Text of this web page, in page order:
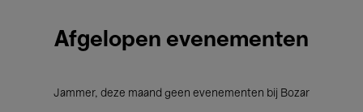
Afgelopen evenementen
Jammer, deze maand geen evenementen bij Bozar